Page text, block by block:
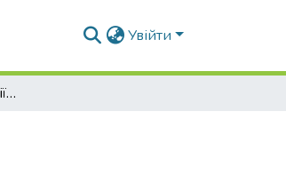
Увійти
Стратегії диверсифікації підприємницької діяльності